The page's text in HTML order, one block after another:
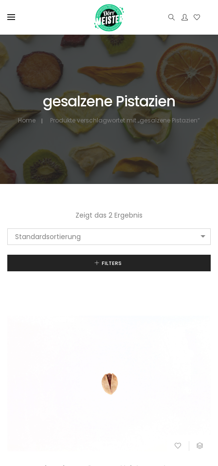
gesalzene Pistazien
Home Produkte verschlagwortet mit „gesalzene Pistazien“
Zeigt das 2 Ergebnis
Standardsortierung
FILTERS